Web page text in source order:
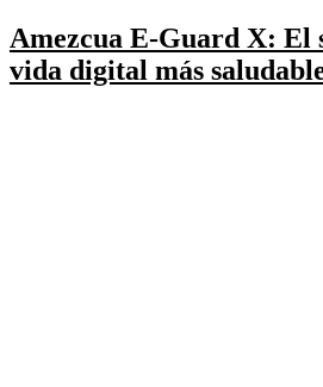
Amezcua E-Guard X: El
vida digital más